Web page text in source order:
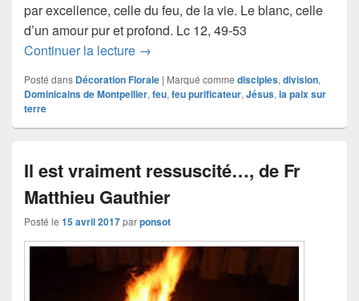
par excellence, celle du feu, de la vie. Le blanc, celle
d’un amour pur et profond. Lc 12, 49-53
Continuer la lecture Le feu purificateur… celui de
→
Posté dans Décoration Florale | Marqué comme disciples, division,
Dominicains de Montpellier, feu, feu purificateur, Jésus, la paix sur
terre
Il est vraiment ressuscité…, de Fr
Matthieu Gauthier
Posté le 15 avril 2017parponsot